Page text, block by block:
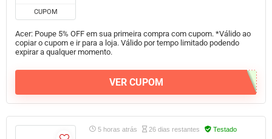
CUPOM
Acer: Poupe 5% OFF em sua primeira compra com cupom. *Válido ao
copiar o cupom e ir para a loja. Válido por tempo limitado podendo
expirar a qualquer momento.
VER CUPOM
5 horas atrás 26 dias restantes Testado